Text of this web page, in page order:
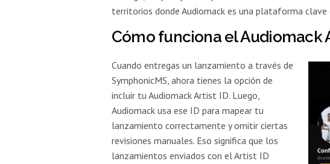
territorios donde Audiomack es una plataforma clave
Cómo funciona el Audiomack
Cuando entregas un lanzamiento a través de
SymphonicMS, ahora tienes la opción de
incluir tu Audiomack Artist ID. Luego,
Audiomack usa ese ID para mapear tu
lanzamiento correctamente y omitir ciertas
revisiones manuales. Eso significa que los
lanzamientos enviados con el Artist ID